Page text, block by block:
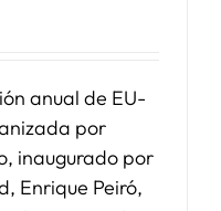
anual de EU-
por
inaugurado por
Enrique Peiró,